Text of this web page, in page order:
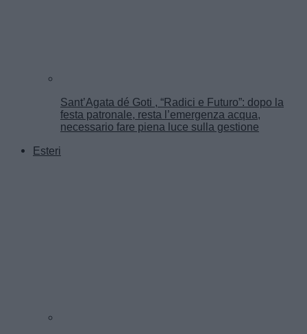
Sant’Agata dé Goti , “Radici e Futuro”: dopo la
festa patronale, resta l’emergenza acqua,
necessario fare piena luce sulla gestione
Esteri